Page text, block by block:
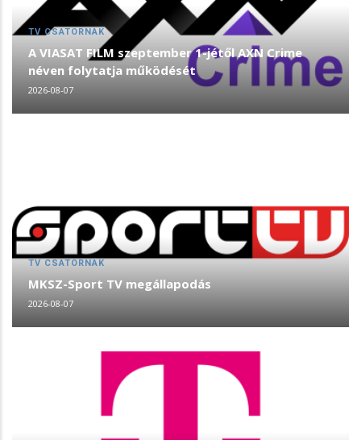
TV CSATORNÁK
A VIASAT FILM szeptember 1-jétől AXN Crime
néven folytatja működését
2026-08-07
TV CSATORNÁK
MKSZ-Sport TV megállapodás
2026-08-07